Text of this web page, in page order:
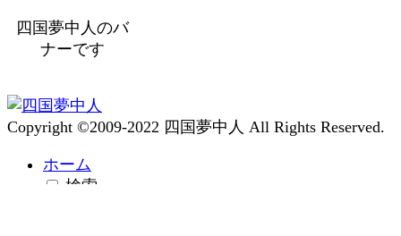
四国夢中人のバ
ナーです
Copyright ©2009-2022 四国夢中人 All Rights Reserved.
ホーム
検索